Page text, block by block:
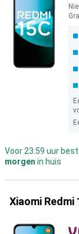
Voor 23:59 uur
morgen in huis
Xiaomi Redmi